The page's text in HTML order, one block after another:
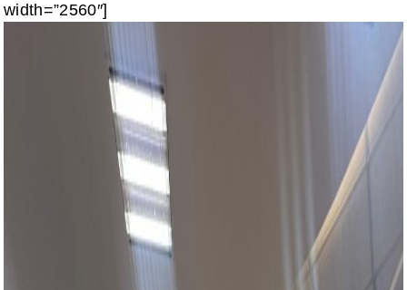
width=”2560″]